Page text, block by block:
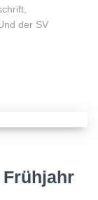
der SV